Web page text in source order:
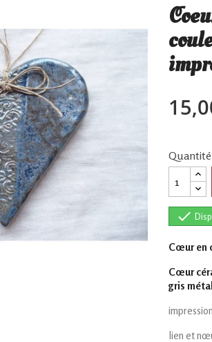
Quantité

Cœur en
Cœur
gris
lien et